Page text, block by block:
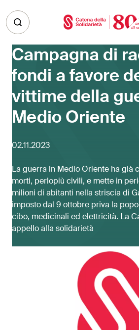
Campagna di
fondi a favore
vittime della
Medio Oriente
02.11.2023
La guerra in Medio Oriente ha già
morti, perlopiù civili, e mette in
milioni di abitanti nella striscia di
imposto dal 9 ottobre priva la
cibo, medicinali ed elettricità. La
appello alla solidarietà